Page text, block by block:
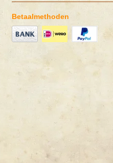
Betaalmethoden